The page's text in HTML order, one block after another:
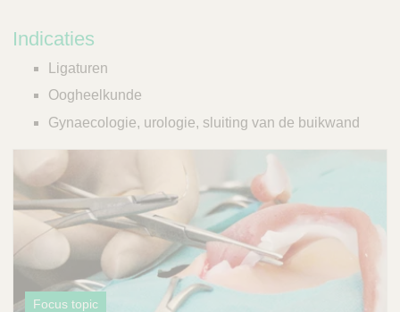
Indicaties
Ligaturen
Oogheelkunde
Gynaecologie, urologie, sluiting van de buikwand
Focus topic